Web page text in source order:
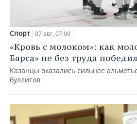
Спорт 07 авг, 07:00
«Кровь с молоком»: как
Барса» не без труда
Казанцы оказались сильнее
буллитов